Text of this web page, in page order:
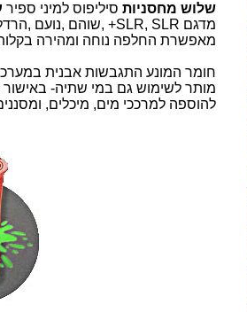
שלוש מחסניות סיליפוס למיני ספיר
מדגם SLR, SLR+ ,שוהם ,נועם ,הרדלס ,דיפנדר,מיני ספיר וכו'
מאפשרת החלפה נוחה ומהירה בקלות
חומר המונע התגבשות אבנית
מותר לשימוש גם במי שתיה-
להוספה למרככי מים, מיכלים,